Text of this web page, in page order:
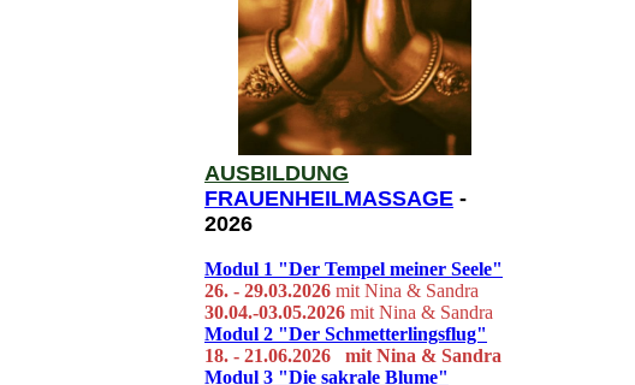
AUSBILDUNG
FRAUENHEILMASSAGE -
2026
Modul 1 "Der Tempel meiner Seele"
26. - 29.03.2026 mit Nina & Sandra
30.04.-03.05.2026 mit Nina & Sandra
Modul 2 "Der Schmetterlingsflug"
18. - 21.06.2026 mit Nina & Sandra
Modul 3 "Die sakrale Blume"